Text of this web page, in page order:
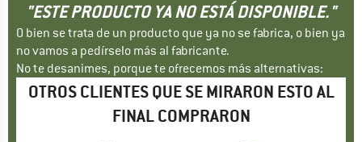
"ESTE PRODUCTO YA NO ESTÁ DISPONIBLE."
O bien se trata de un producto que ya no se fabrica, o bien ya
no vamos a pedírselo más al fabricante.
No te desanimes, porque te ofrecemos más alternativas:
OTROS CLIENTES QUE SE MIRARON ESTO AL
FINAL COMPRARON